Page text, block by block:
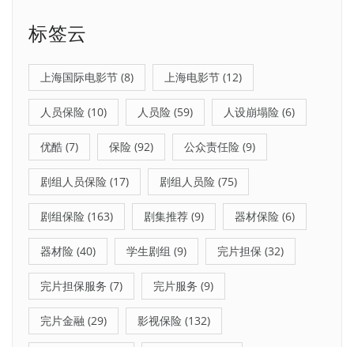
标签云
上海国际电影节 (8) 上海电影节 (12)
人员保险 (10) 人员险 (59) 人设崩塌险 (6)
优酷 (7) 保险 (92) 公众责任险 (9)
剧组人员保险 (17) 剧组人员险 (75)
剧组保险 (163) 剧集推荐 (9) 器材保险 (6)
器材险 (40) 学生剧组 (9) 完片担保 (32)
完片担保服务 (7) 完片服务 (9)
完片金融 (29) 影视保险 (132)